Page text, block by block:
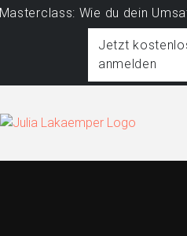
Wie du dein
Jetzt
anmelden